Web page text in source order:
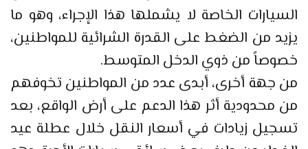
السيارات الخاصة لا يشملها هذا الإجراء، وهو ما
يزيد من الضغط على القدرة الشرائية للمواطنين،
خصوصاً من ذوي الدخل المتوسط.
من جهة أخرى، أبدى عدد من المواطنين تخوفهم
من محدودية أثر هذا الدعم على أرض الواقع، بعد
تسجيل زيادات في أسعار النقل خلال عطلة عيد